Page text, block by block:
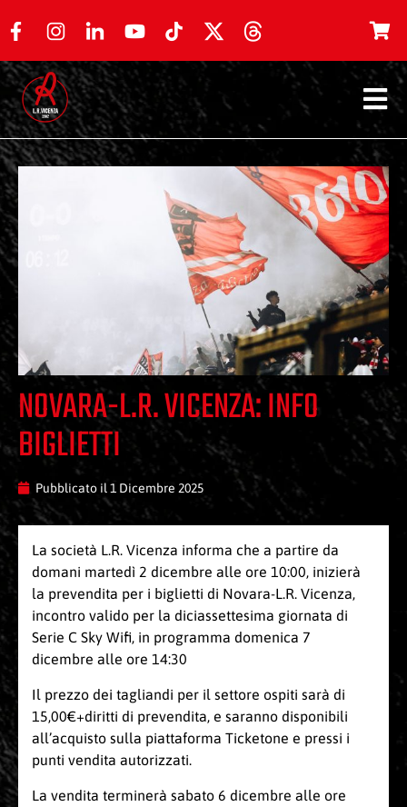
NOVARA-L.R. VICENZA: INFO
BIGLIETTI
Pubblicato il 1 Dicembre 2025
La società L.R. Vicenza informa che a partire da
domani martedì 2 dicembre alle ore 10:00, inizierà
la prevendita per i biglietti di Novara-L.R. Vicenza,
incontro valido per la diciassettesima giornata di
Serie C Sky Wifi, in programma domenica 7
dicembre alle ore 14:30
Il prezzo dei tagliandi per il settore ospiti sarà di
15,00€+diritti di prevendita, e saranno disponibili
all’acquisto sulla piattaforma Ticketone e pressi i
punti vendita autorizzati.
La vendita terminerà sabato 6 dicembre alle ore